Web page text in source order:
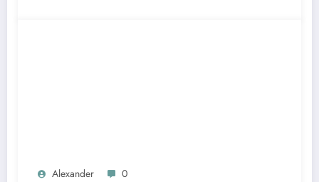
Alexander 0